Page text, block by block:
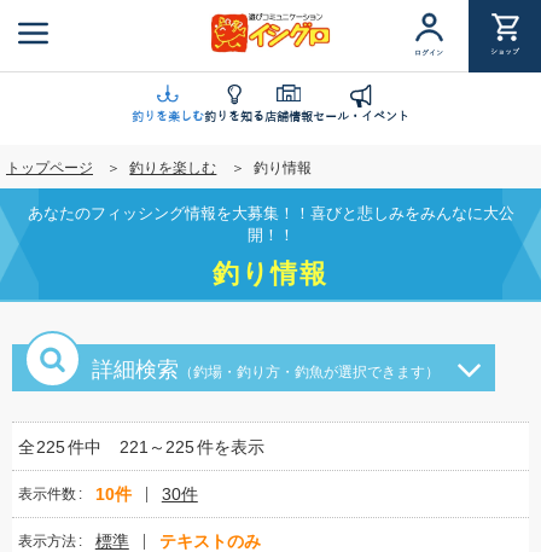
ン
に
移
動
ログイン ショップ
釣りを楽しむ釣りを知る店舗情報セール・イベント
トップページ 釣りを楽しむ 釣り情報
あなたのフィッシング情報を大募集！！喜びと悲しみをみんなに大公
開！！
釣り情報
詳細検索 （釣場・釣り方・釣魚が選択できます）
全225件中 221～225件を表示
表示件数 10件 30件
表示方法 標準 テキストのみ